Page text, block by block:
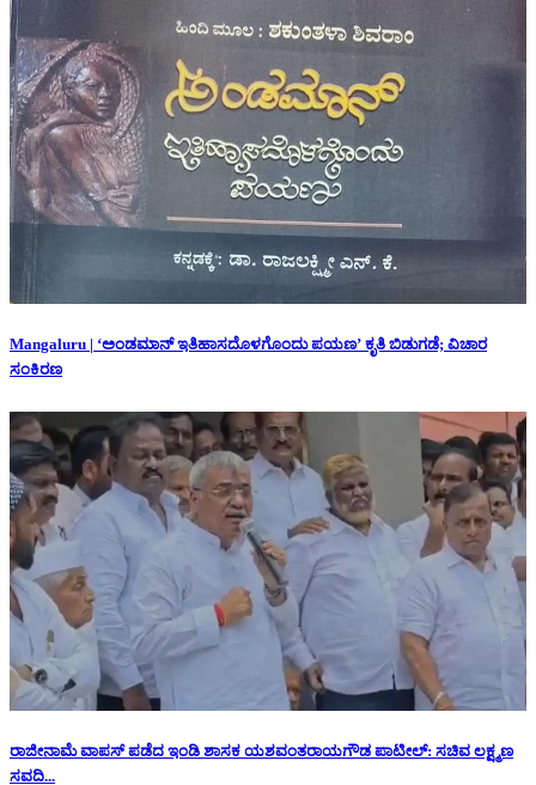
Mangaluru | ‘ಅಂಡಮಾನ್ ಇತಿಹಾಸದೊಳಗೊಂದು ಪಯಣ’ ಕೃತಿ ಬಿಡುಗಡೆ; ವಿಚಾರ
ಸಂಕಿರಣ
ರಾಜೀನಾಮೆ ವಾಪಸ್ ಪಡೆದ ಇಂಡಿ ಶಾಸಕ ಯಶವಂತರಾಯಗೌಡ ಪಾಟೀಲ್: ಸಚಿವ ಲಕ್ಷ್ಮಣ
ಸವದಿ...